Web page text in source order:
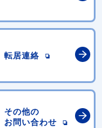
転居連絡
その他の
お問い合わせ